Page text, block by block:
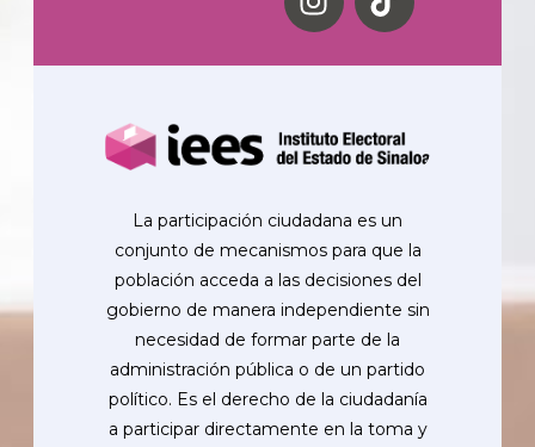
La participación ciudadana es un
conjunto de mecanismos para que la
población acceda a las decisiones del
gobierno de manera independiente sin
necesidad de formar parte de la
administración pública o de un partido
político. Es el derecho de la ciudadanía
a participar directamente en la toma y